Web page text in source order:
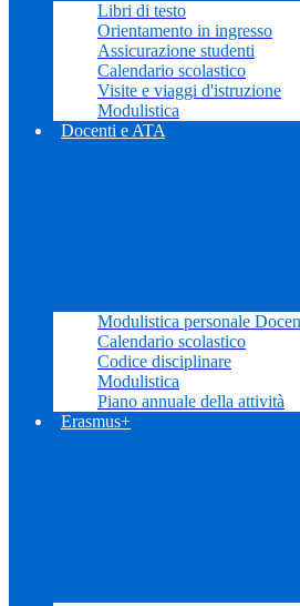
Libri di testo
Orientamento in ingresso
Assicurazione studenti
Calendario scolastico
Visite e viaggi d'istruzione
Modulistica
Docenti e ATA
Modulistica personale
Calendario scolastico
Codice disciplinare
Modulistica
Piano annuale della attività
Erasmus+